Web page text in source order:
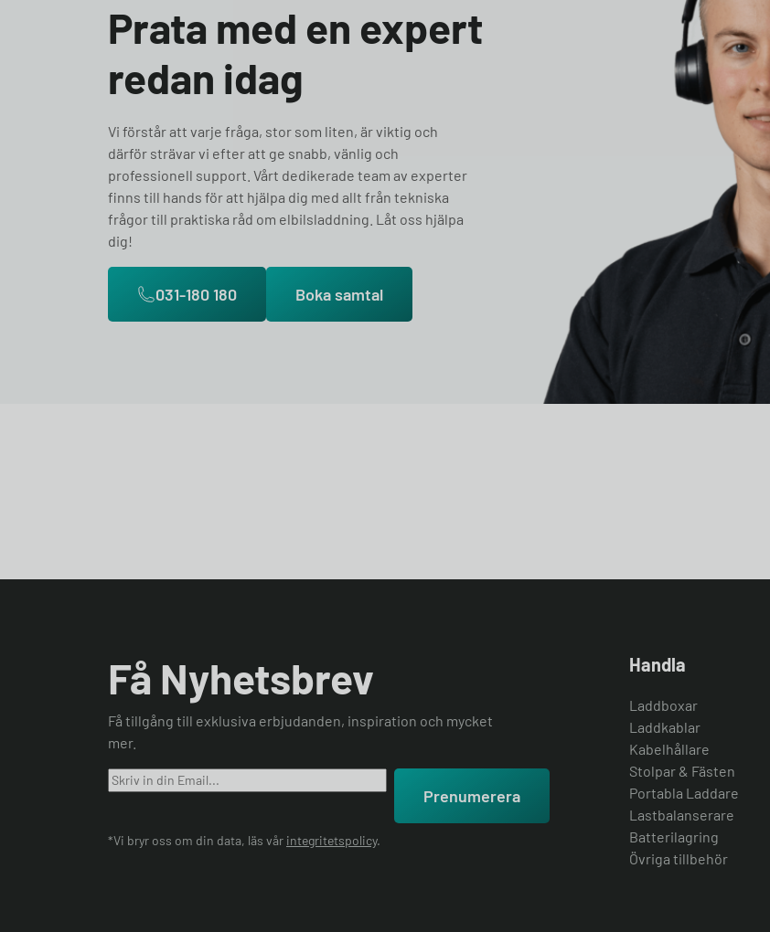
Prata med en expert
redan idag
Vi förstår att varje fråga, stor som liten, är viktig och
därför strävar vi efter att ge snabb, vänlig och
professionell support. Vårt dedikerade team av experter
finns till hands för att hjälpa dig med allt från tekniska
frågor till praktiska råd om elbilsladdning. Låt oss hjälpa
dig!
031-180 180 Boka samtal
Få Nyhetsbrev
Få tillgång till exklusiva erbjudanden, inspiration och mycket
mer.
Prenumerera
*Vi bryr oss om din data, läs vår integritetspolicy.
Handla
Laddboxar
Laddkablar
Kabelhållare
Stolpar & Fästen
Portabla Laddare
Lastbalanserare
Batterilagring
Övriga tillbehör